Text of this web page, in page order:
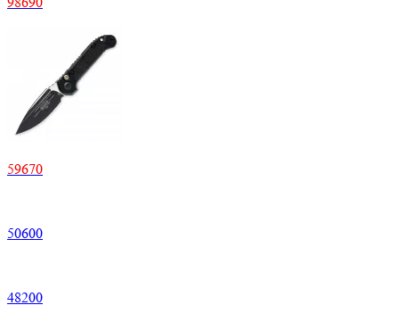
59670
50600
48200